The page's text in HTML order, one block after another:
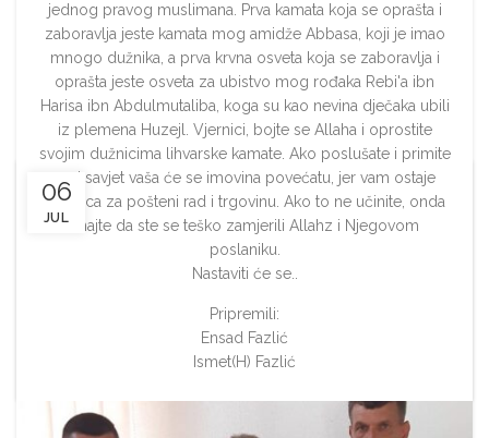
jednog pravog muslimana. Prva kamata koja se oprašta i
zaboravlja jeste kamata mog amidže Abbasa, koji je imao
mnogo dužnika, a prva krvna osveta koja se zaboravlja i
oprašta jeste osveta za ubistvo mog rođaka Rebi'a ibn
Harisa ibn Abdulmutaliba, koga su kao nevina dječaka ubili
iz plemena Huzejl. Vjernici, bojte se Allaha i oprostite
svojim dužnicima lihvarske kamate. Ako poslušate i primite
moj savjet vaša će se imovina povećatu, jer vam ostaje
glavnica za pošteni rad i trgovinu. Ako to ne učinite, onda
znajte da ste se teško zamjerili Allahz i Njegovom
poslaniku.
Nastaviti će se..
Pripremili:
Ensad Fazlić
Ismet(H) Fazlić
06
JUL